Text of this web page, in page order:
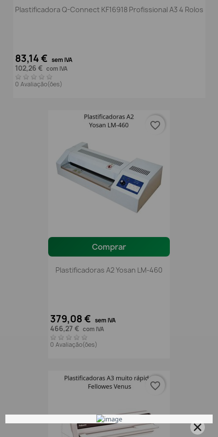
Plastificadora Q-Connect KF16918 Profissional A3 4 Rolos
83,14 € sem IVA
102,26 € com IVA
0 Avaliação(ões)
Comprar
Plastificadoras A2 Yosan LM-460
379,08 € sem IVA
466,27 € com IVA
0 Avaliação(ões)
favorite_border
favorite_border